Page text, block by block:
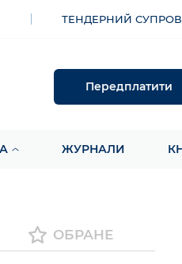
ТЕНДЕРНИЙ
Передплатити
ЖУРНАЛИ
ОБРАНЕ